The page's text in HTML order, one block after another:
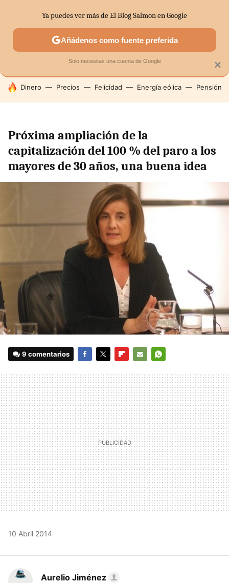
SECTORES ECONOMÍA DOMÉSTICA MERCADOS
HOY SE HABLA DE
Dinero Precios Felicidad Energía eólica Pensión
Próxima ampliación de la
capitalización del 100 % del paro a los
mayores de 30 años, una buena idea
9 comentarios
MAIL
10 Abril 2014
Aurelio Jiménez
×
Ya puedes ver más de El Blog Salmon en Google
Añádenos como fuente preferida
Solo necesitas una cuenta de Google